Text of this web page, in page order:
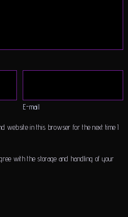
E-mail
website in this browser for the next time I
with the storage and handling of your